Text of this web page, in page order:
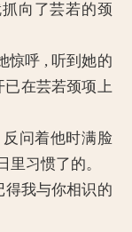
向了芸若的颈
呼 , 听到她的
已在芸若颈项上
问着他时满脸
里习惯了的。
我与你相识的